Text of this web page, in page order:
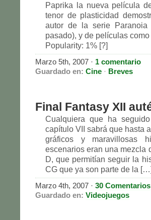
Paprika la nueva película
tenor de plasticidad
autor de la serie
pasado), y de películas
Popularity: 1% [?]
Marzo 5th, 2007 · 1 comentario
Guardado en: Cine · Breves
Final Fantasy XII
Cualquiera que ha
capítulo VII sabrá que hasta
gráficos y maravillosas
escenarios eran una mezcla
D, que permitían seguir la
CG que ya son parte de la […]
Marzo 4th, 2007 · 30 Comentarios
Guardado en: Videojuegos